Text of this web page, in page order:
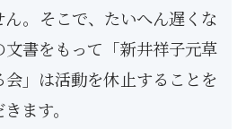
。そこで、たいへん遅くな
文書をもって「新井祥子元草
」は活動を休止することを
ます。